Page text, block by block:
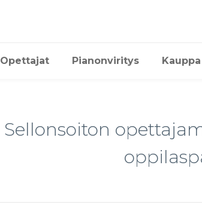
Opettajat Pianonviritys Kauppa
Sellonsoiton